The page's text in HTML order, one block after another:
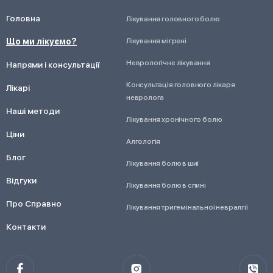
Головна
Що ми лікуємо?
Напрями і консультації
Лікарі
Наші методи
Ціни
Блог
Відгуки
Про Справно
Контакти
Лікування головного болю
Лікування мігрені
Неврологічне лікування
Консультація головного лікаря
невролога
Лікування хронічного болю
Алгологія
Лікування болю в шиї
Лікування болю в спині
Лікування тригемінальної невралгії